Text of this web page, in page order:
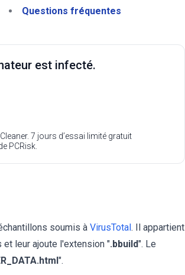
Questions fréquentes
est infecté.
7 jours d’essai limité gratuit
PCRisk.
soumis à VirusTotal. Il appartient
leur ajoute l'extension ".bbuild". Le
".